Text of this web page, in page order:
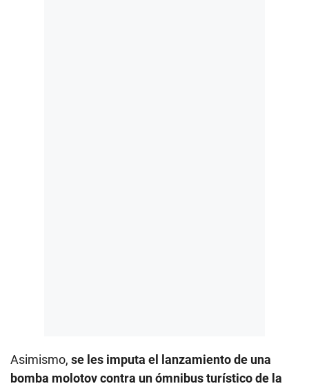
Asimismo, se les imputa el lanzamiento de una
bomba molotov contra un ómnibus turístico de la